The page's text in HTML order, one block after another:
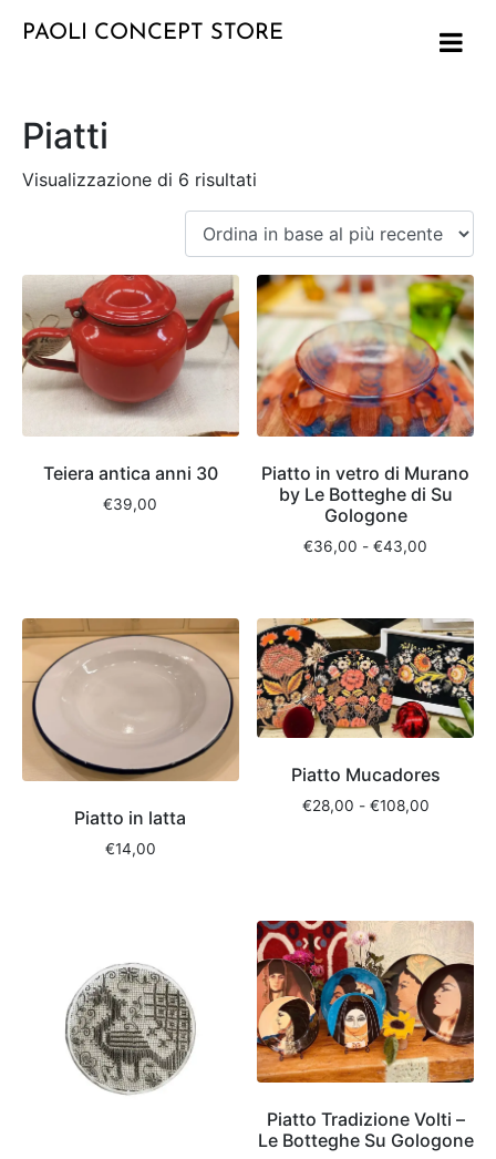
PAOLI CONCEPT STORE
Piatti
Visualizzazione di 6 risultati
Teiera antica anni 30
€39,00
Piatto in vetro di Murano
by Le Botteghe di Su
Gologone
€36,00 - €43,00
Piatto in latta
€14,00
Piatto Mucadores
€28,00 - €108,00
Piatto Tradizione Volti –
Le Botteghe Su Gologone